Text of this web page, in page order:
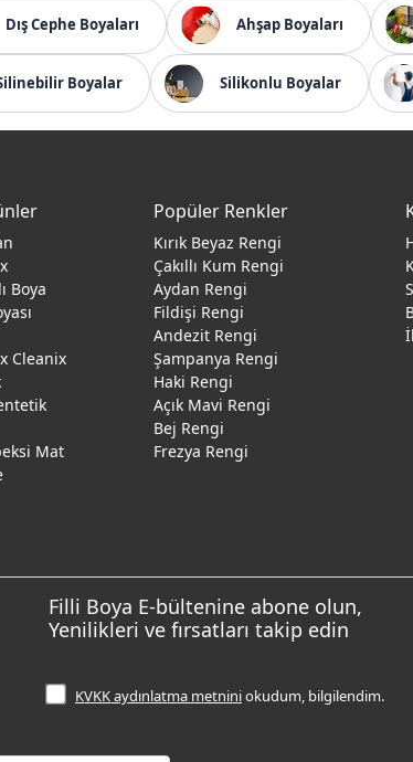
Dış Cephe Boyaları Ahşap Boyaları
Boyalar Silikonlu Boyalar
Boya
Cleanix
Mat
Popüler Renkler
Kırık Beyaz Rengi
Çakıllı Kum Rengi
Aydan Rengi
Fildişi Rengi
Andezit Rengi
Şampanya Rengi
Haki Rengi
Açık Mavi Rengi
Bej Rengi
Frezya Rengi
Filli Boya E-bültenine abone olun,
Yenilikleri ve fırsatları takip edin
KVKK aydınlatma metniniokudum, bilgilendim.